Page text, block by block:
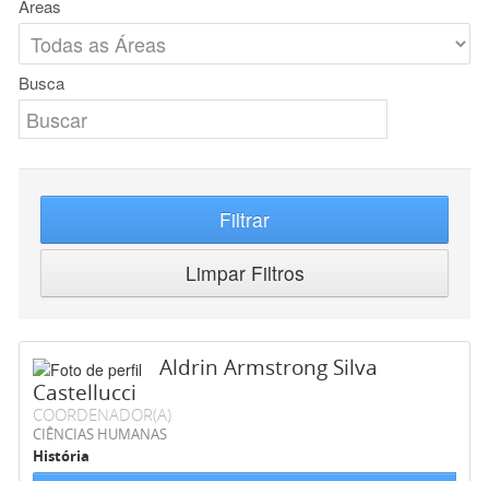
Áreas
Busca
Filtrar
Limpar Filtros
Aldrin Armstrong Silva
Castellucci
COORDENADOR(A)
CIÊNCIAS HUMANAS
História